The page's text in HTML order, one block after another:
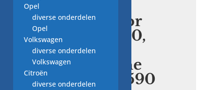
condensator
645.220.480,
13545 sp11,
wasmachine
onderdeel590
Opel
diverse onderdelen
Opel
Volkswagen
diverse onderdelen
Volkswagen
Citroën
diverse onderdelen